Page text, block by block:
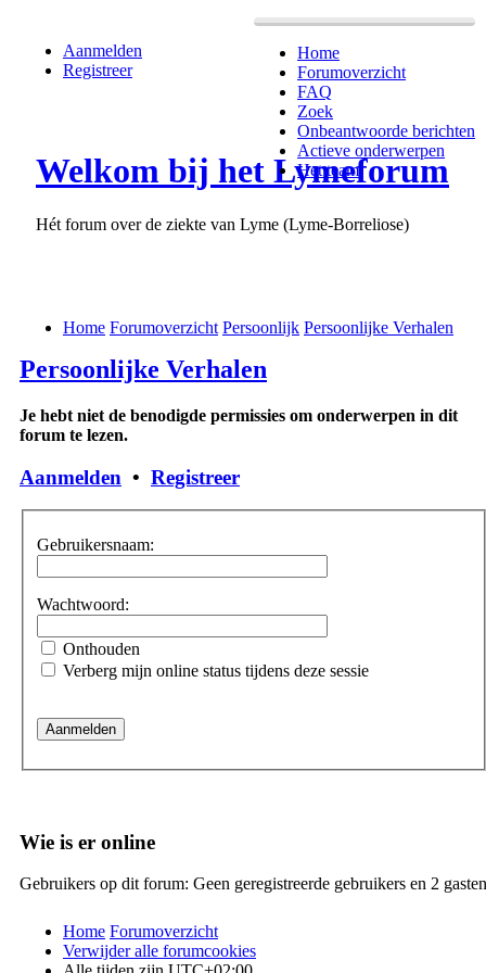
Home
Forumoverzicht
FAQ
Zoek
Onbeantwoorde berichten
Actieve onderwerpen
Het team
Aanmelden
Registreer
Welkom bij het Lymeforum
Hét forum over de ziekte van Lyme (Lyme-Borreliose)
Home Forumoverzicht Persoonlijk Persoonlijke Verhalen
Persoonlijke Verhalen
Je hebt niet de benodigde permissies om onderwerpen in dit
forum te lezen.
Aanmelden • Registreer
Gebruikersnaam:
Wachtwoord:
Onthouden
Verberg mijn online status tijdens deze sessie
Wie is er online
Gebruikers op dit forum: Geen geregistreerde gebruikers en 2 gasten
Home Forumoverzicht
Verwijder alle forumcookies